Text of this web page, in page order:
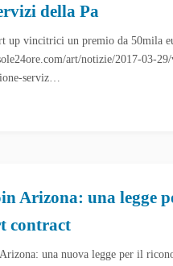
della Pa
up vincitrici un premio da 50mila
art/notizie/2017-03-
serviz…
Arizona: una legge
contract
una nuova legge per il